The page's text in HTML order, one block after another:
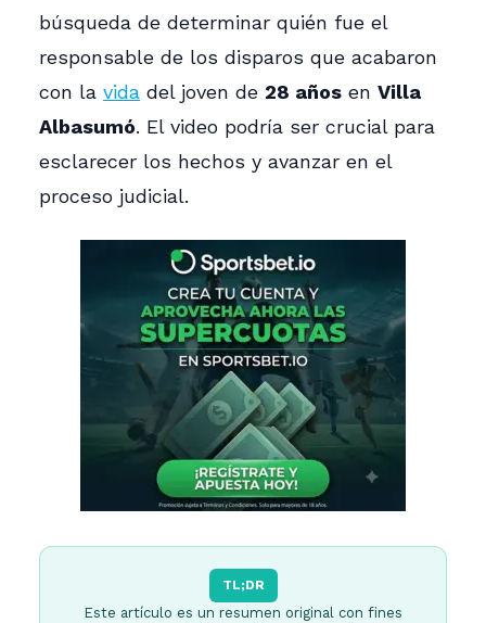
búsqueda de determinar quién fue el
responsable de los disparos que acabaron
con la vida del joven de 28 años en Villa
Albasumó. El video podría ser crucial para
esclarecer los hechos y avanzar en el
proceso judicial.
TL;DR
Este artículo es un resumen original con fines